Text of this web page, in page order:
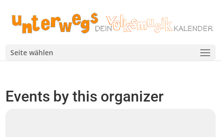
Seite wählen
Events by this organizer